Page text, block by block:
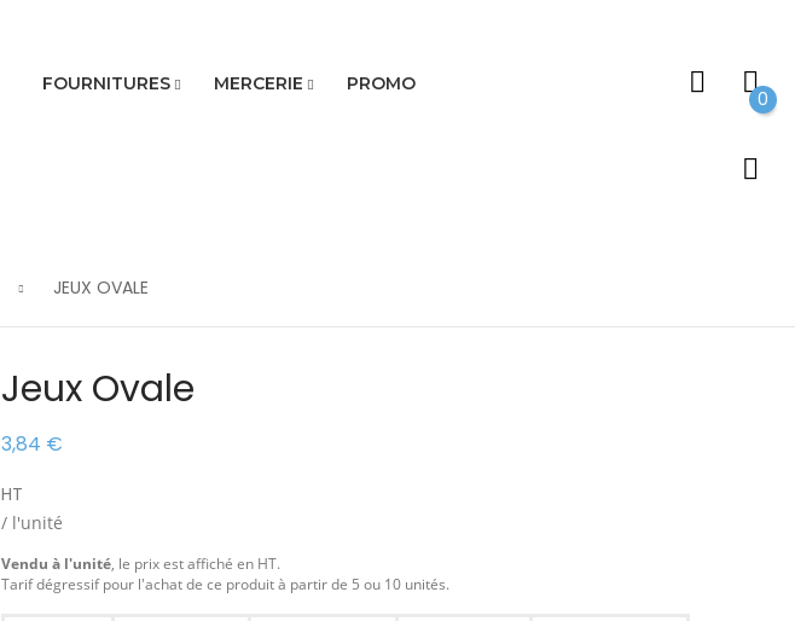
FOURNITURES MERCERIE PROMO
0
JEUX OVALE
Jeux Ovale
3,84 €
HT
/ l'unité
Vendu à l'unité, le prix est affiché en HT.
Tarif dégressif pour l'achat de ce produit à partir de 5 ou 10 unités.